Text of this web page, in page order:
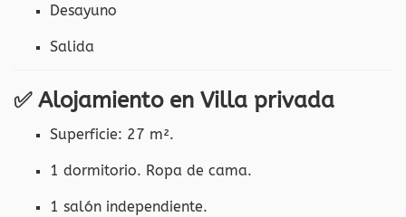
Desayuno
Salida
✅ Alojamiento en Villa privada
Superficie: 27 m².
1 dormitorio. Ropa de cama.
1 salón independiente.